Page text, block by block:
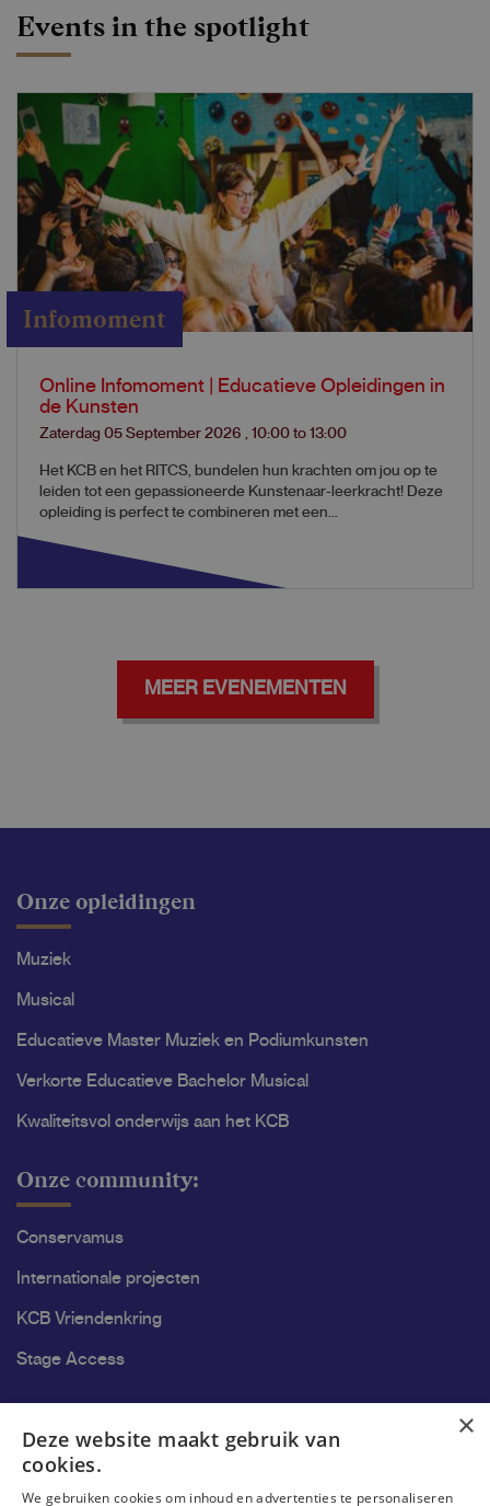
Events in the spotlight
Infomoment
Online Infomoment | Educatieve Opleidingen in
de Kunsten
Zaterdag 05 September 2026 10:00 to 13:00
Het KCB en het RITCS, bundelen hun krachten om jou op te
leiden tot een gepassioneerde Kunstenaar-leerkracht! Deze
opleiding is perfect te combineren met een...
MEER EVENEMENTEN
Onze opleidingen
Muziek
Musical
Educatieve Master Muziek en Podiumkunsten
Verkorte Educatieve Bachelor Musical
Kwaliteitsvol onderwijs aan het KCB
Onze community:
Conservamus
Internationale projecten
KCB Vriendenkring
Stage Access
Onderzoek
×
Deze website maakt gebruik van
cookies.
We gebruiken cookies om inhoud en advertenties te personaliseren